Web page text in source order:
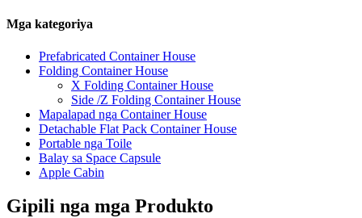
Mga kategoriya
Prefabricated Container House
Folding Container House
X Folding Container House
Side /Z Folding Container House
Mapalapad nga Container House
Detachable Flat Pack Container House
Portable nga Toile
Balay sa Space Capsule
Apple Cabin
Gipili nga mga Produkto